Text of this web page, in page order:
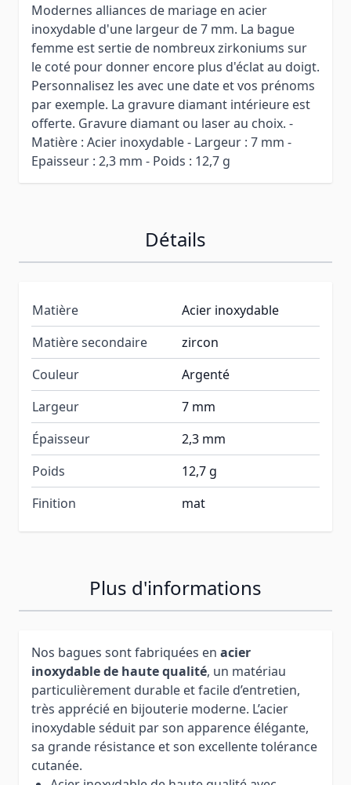
Modernes alliances de mariage en acier
inoxydable d'une largeur de 7 mm. La bague
femme est sertie de nombreux zirkoniums sur
le coté pour donner encore plus d'éclat au doigt.
Personnalisez les avec une date et vos prénoms
par exemple. La gravure diamant intérieure est
offerte. Gravure diamant ou laser au choix. -
Matière : Acier inoxydable - Largeur : 7 mm -
Epaisseur : 2,3 mm - Poids : 12,7 g
Détails
Matière
Acier inoxydable
Matière secondaire
zircon
Couleur
Argenté
Largeur
7 mm
Épaisseur
2,3 mm
Poids
12,7 g
Finition
mat
Plus d'informations
Nos bagues sont fabriquées en acier
inoxydable de haute qualité, un matériau
particulièrement durable et facile d’entretien,
très apprécié en bijouterie moderne. L’acier
inoxydable séduit par son apparence élégante,
sa grande résistance et son excellente tolérance
cutanée.